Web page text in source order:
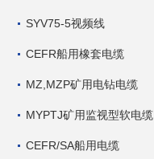
SYV75-5视频线
CEFR船用橡套电缆
MZ,MZP矿用电钻电缆
MYPTJ矿用监视型软电缆
CEFR/SA船用电缆